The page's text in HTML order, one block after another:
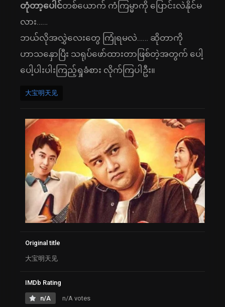
တုံတာ့ပေါင်တစ်ယောက် ကံကြမ္မာကို ပြောင်းလဲနိုင်မ
လား……
ဘယ်လိုအလွှဲလေးတွေ ကြုံရမလဲ…… ဆိုတာကို
ဟာသနှောပြီး သရုပ်ဖော်ထားတာဖြစ်တဲ့အတွက် ပေါ့
ပေါ့ပါးပါးကြည့်ရှုခံစား လိုက်ကြပါဦး။
大宝明天见
Original title
大宝明天见
IMDb Rating
n/A n/A votes